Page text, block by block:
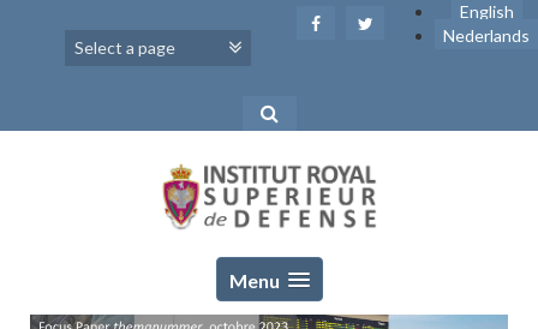
English
Nederlands
Menu